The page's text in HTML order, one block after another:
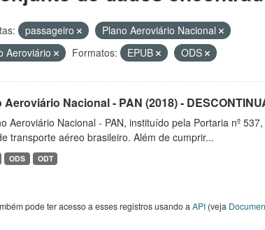
passageiro
Plano Aeroviário Nacional
Aeroviário
Formatos: EPUB ODS
Aeroviário Nacional - PAN (2018) -
Aeroviário Nacional - PAN, instituído pela Portaria nº
transporte aéreo brasileiro. Além de cumprir...
ODS ODT
pode ter acesso a esses registros usando a API(veja